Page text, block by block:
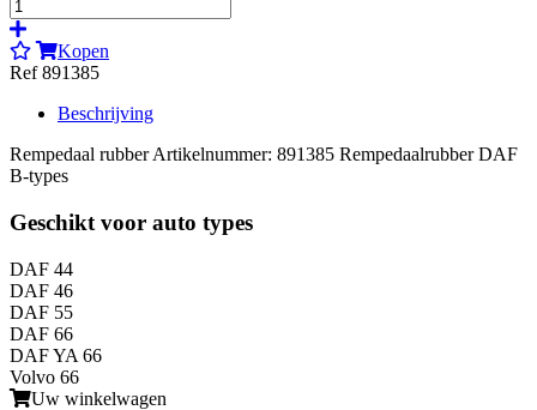
Kopen
Ref 891385
Beschrijving
Rempedaal rubber Artikelnummer: 891385 Rempedaalrubber DAF
B-types
Geschikt voor auto types
DAF 44
DAF 46
DAF 55
DAF 66
DAF YA 66
Volvo 66
Uw winkelwagen